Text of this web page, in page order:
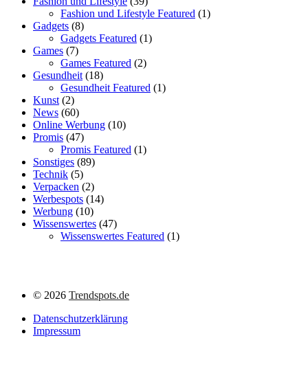
Fashion und Lifestyle Featured (1)
Gadgets (8)
Gadgets Featured (1)
Games (7)
Games Featured (2)
Gesundheit(18)
Gesundheit Featured (1)
Kunst(2)
News (60)
Online Werbung (10)
Promis (47)
Promis Featured (1)
Sonstiges (89)
Technik (5)
Verpacken (2)
Werbespots (14)
Werbung (10)
Wissenswertes (47)
Wissenswertes Featured (1)
© 2026 Trendspots.de
Datenschutzerklärung
Impressum